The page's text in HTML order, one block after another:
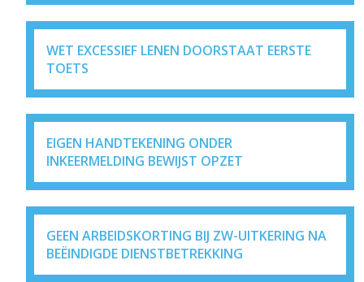
WET EXCESSIEF LENEN DOORSTAAT EERSTE
TOETS
EIGEN HANDTEKENING ONDER
INKEERMELDING BEWIJST OPZET
GEEN ARBEIDSKORTING BIJ ZW-UITKERING NA
BEËINDIGDE DIENSTBETREKKING